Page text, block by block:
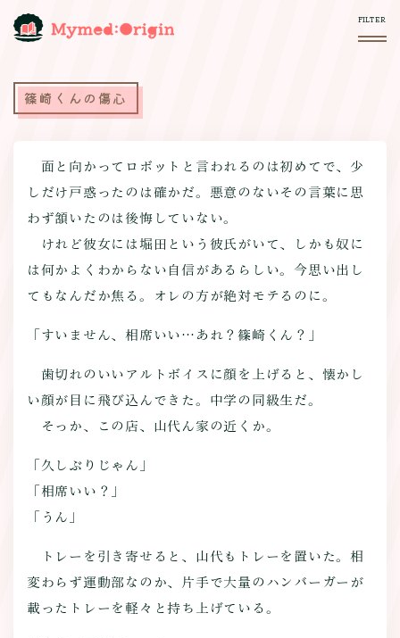
篠崎くんの傷心
面と向かってロボットと言われるのは初めてで、少
しだけ戸惑ったのは確かだ。悪意のないその言葉に思
わず頷いたのは後悔していない。
けれど彼女には堀田という彼氏がいて、しかも奴に
は何かよくわからない自信があるらしい。今思い出し
てもなんだか焦る。オレの方が絶対モテるのに。
「すいません、相席いい…あれ？篠崎くん？」
歯切れのいいアルトボイスに顔を上げると、懐かし
い顔が目に飛び込んできた。中学の同級生だ。
そっか、この店、山代ん家の近くか。
「久しぶりじゃん」
「相席いい？」
「うん」
トレーを引き寄せると、山代もトレーを置いた。相
変わらず運動部なのか、片手で大量のハンバーガーが
載ったトレーを軽々と持ち上げている。